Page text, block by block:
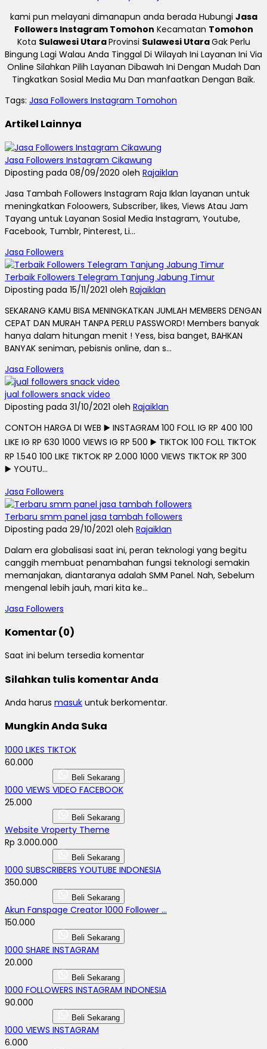
kami pun melayani dimanapun anda berada Hubungi Jasa
Followers Instagram Tomohon Kecamatan Tomohon
Kota Sulawesi UtaraProvinsi Sulawesi UtaraGak Perlu
Bingung Lagi Walau Anda Tinggal Di Wilayah Ini Layanan Ini Via
Online Silahkan Pilih Layanan Dibawah Ini Dengan Mudah Dan
Tingkatkan Sosial Media Mu Dan manfaatkan Dengan Baik.
Tags: Jasa Followers Instagram Tomohon
Artikel Lainnya
Jasa Followers Instagram Cikawung
Diposting pada 08/09/2020 oleh Rajaiklan
Jasa Tambah Followers Instagram Raja Iklan layanan untuk
meningkatkan Foloowers, Subscriber, likes, Views Atau Jam
Tayang untuk Layanan Sosial Media Instagram, Youtube,
Facebook, Tumblr, Pinterest, Li...
Jasa Followers
Terbaik Followers Telegram Tanjung Jabung Timur
Diposting pada 15/11/2021 oleh Rajaiklan
SEKARANG KAMU BISA MENINGKATKAN JUMLAH MEMBERS DENGAN
CEPAT DAN MURAH TANPA PERLU PASSWORD! Members banyak
hanya dalam hitungan menit ! Yess, bisa banget, BAHKAN
BANYAK seniman, pebisnis online, dan s...
Jasa Followers
jual followers snack video
Diposting pada 31/10/2021 oleh Rajaiklan
CONTOH HARGA DI WEB ▶️ INSTAGRAM 100 FOLL IG RP 400 100
LIKE IG RP 630 1000 VIEWS IG RP 500 ▶️ TIKTOK 100 FOLL TIKTOK
RP 1.540 100 LIKE TIKTOK RP 2.000 1000 VIEWS TIKTOK RP 300
▶️ YOUTU...
Jasa Followers
Terbaru smm panel jasa tambah followers
Diposting pada 29/10/2021 oleh Rajaiklan
Dalam era globalisasi saat ini, peran teknologi yang begitu
canggih membuat penambahan fungsi teknologi semakin
memanjakan, diantaranya adalah SMM Panel. Nah, Sebelum
mengenal lebih jauh, mari kita ke...
Jasa Followers
Komentar (0)
Saat ini belum tersedia komentar
Silahkan tulis komentar Anda
Anda harus masuk untuk berkomentar.
Mungkin Anda Suka
1000 LIKES TIKTOK
60.000
Beli Sekarang
1000 VIEWS VIDEO FACEBOOK
25.000
Beli Sekarang
Website Vroperty Theme
Rp 3.000.000
Beli Sekarang
1000 SUBSCRIBERS YOUTUBE INDONESIA
350.000
Beli Sekarang
Akun Fanspage Creator 1000 Follower ...
150.000
Beli Sekarang
1000 SHARE INSTAGRAM
20.000
Beli Sekarang
1000 FOLLOWERS INSTAGRAM INDONESIA
90.000
Beli Sekarang
1000 VIEWS INSTAGRAM
6.000